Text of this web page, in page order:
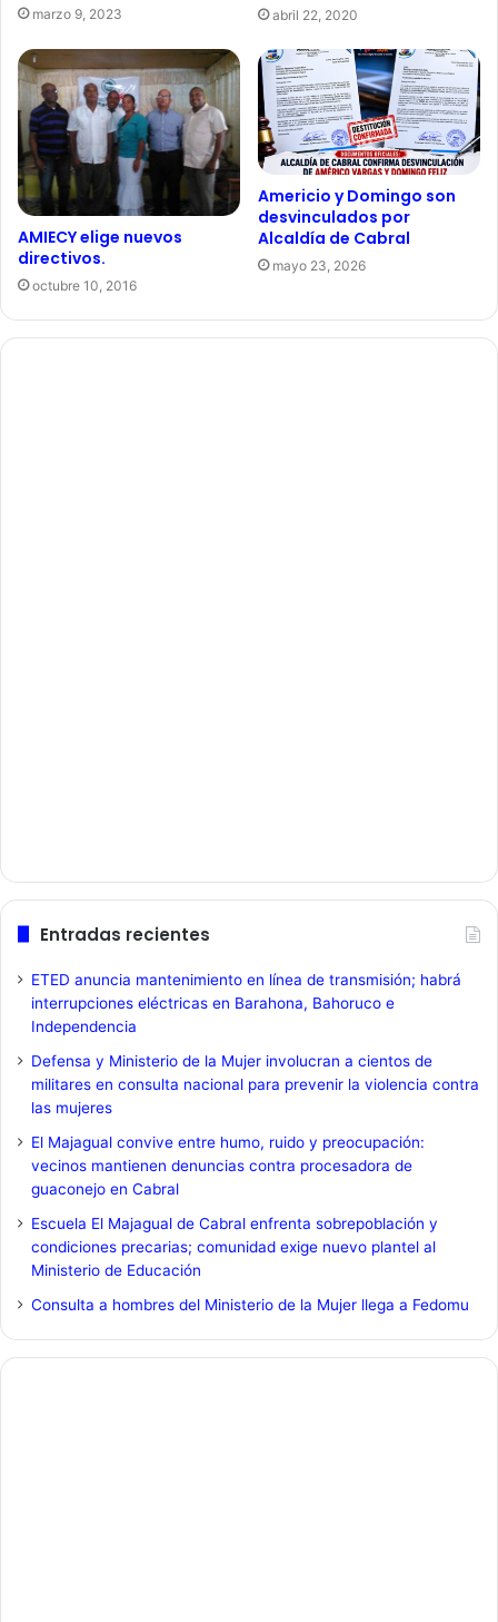
marzo 9, 2023 abril 22, 2020
AMIECY elige nuevos
directivos.
octubre 10, 2016
Americio y Domingo son
desvinculados por
Alcaldía de Cabral
mayo 23, 2026
Entradas recientes
ETED anuncia mantenimiento en línea de transmisión; habrá
interrupciones eléctricas en Barahona, Bahoruco e
Independencia
Defensa y Ministerio de la Mujer involucran a cientos de
militares en consulta nacional para prevenir la violencia contra
las mujeres
El Majagual convive entre humo, ruido y preocupación:
vecinos mantienen denuncias contra procesadora de
guaconejo en Cabral
Escuela El Majagual de Cabral enfrenta sobrepoblación y
condiciones precarias; comunidad exige nuevo plantel al
Ministerio de Educación
Consulta a hombres del Ministerio de la Mujer llega a Fedomu